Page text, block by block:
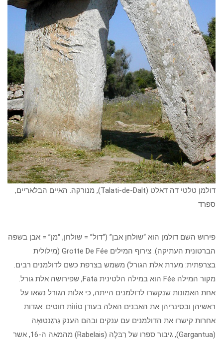
דולמן טלטי דה דאלט (Talati-de-Dalt), מנורקה. האיים הבלאריים,
ספרד
פירוש השם דולמן הוא “שולחן אבן” (“דול” = שולחן, “מן” = אבן בשפה
הברטונית העתיקה). צירוף המילים Grotte De Fée (מילולית
בצרפתית: מערת אלת הגורל) משמש בצרפת כשם לדולמנים רבים.
מקור המילה Fée הוא במילה הלטינית Fata, שפירושה אלת גורל.
אחת האמונות שנקשרו לדולמנים הייתה, כי אלות הגורל נשאו על
ראשיהן ובסינריהן את האבנים האלה בעודן טוֹווֹת חוטים. אגדות
אחרות קישרו את הדולמנים עם ענקים ובהם הענק גַרגַנטוּאָה
(Gargantua), גיבור ספרו של רַבּלֶה (Rabelais) מהמאה ה-16, אשר